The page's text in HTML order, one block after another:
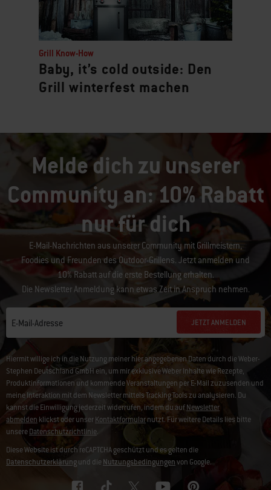
Grill Know-How
Baby, it’s cold outside: Den
Grill winterfest machen
Melde dich zu unserer
Community an: 10% Rabatt
nur für dich
E-Mail-Nachrichten aus unserer Community mit Grillmeistern,
Foodies und Freunden des Outdoor-Grillens. Jetzt anmelden und
10% Rabatt auf die erste Bestellung erhalten.
Die Newsletter Anmeldung kann etwas Zeit in Anspruch nehmen.
E-Mail-Adresse JETZT ANMELDEN
Hiermit willige ich in die Nutzung meiner hier angegebenen Daten durch die Weber-
Stephen Deutschland GmbH ein, um mir exklusive Weber Inhalte wie Rezepte,
Produktinformationen und kommende Veranstaltungen per E-Mail zuzusenden und
meine Interaktion mit dem Newsletter mittels Tracking Tools zu analysieren. Du
kannst die Einwilligung jederzeit widerrufen, indem du aufNewsletter
abmelden klickst oder unserKontaktformularnutzt. Für weitere Details lies bitte
unsereDatenschutzrichtlinie.
Diese Website ist durch reCAPTCHA geschützt und es gelten die
Datenschutzerklärungund dieNutzungsbedingungenvon Google.